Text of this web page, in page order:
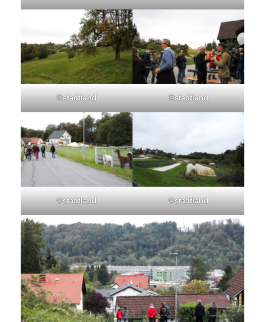
©stadtland ©stadtland
©stadtland ©stadtland